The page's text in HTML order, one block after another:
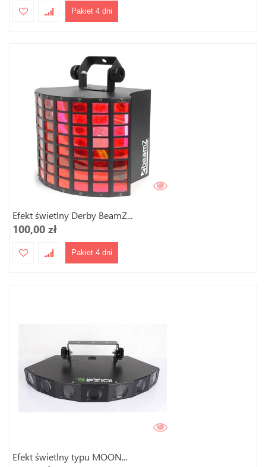
Pakiet 4 dni
Efekt świetlny Derby BeamZ...
100,00 zł
Pakiet 4 dni
Efekt świetlny typu MOON...